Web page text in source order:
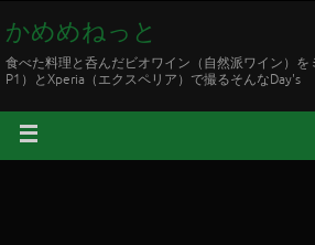
かめめねっと
食べた料理と呑んだビオワイン（自然派ワイン）を
P1）とXperia（エクスペリア）で撮るそんなDay's